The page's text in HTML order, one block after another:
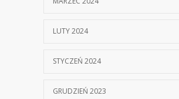
LUTY 2024
STYCZEŃ 2024
GRUDZIEŃ 2023